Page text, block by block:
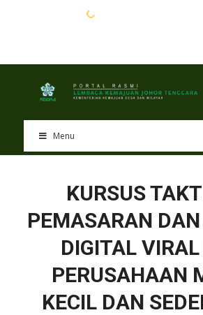
Menu
KURSUS
PEMASARAN
DIGITAL
PERUSAHAAN
KECIL DAN